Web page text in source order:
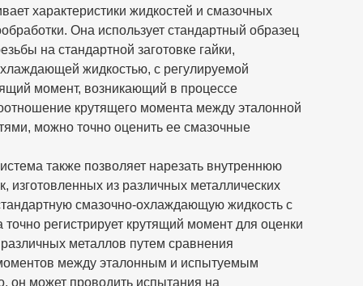
характеристики жидкостей и смазочных
Она использует стандартный образец
на стандартной заготовке гайки,
жидкостью, с регулируемой
момент, возникающий в процессе
крутящего момента между эталонной
можно точно оценить ее смазочные
также позволяет нарезать внутреннюю
изготовленных из различных металлических
смазочно-охлаждающую жидкость с
регистрирует крутящий момент для оценки
металлов путем сравнения
между эталонным и испытуемым
он может проводить испытания на